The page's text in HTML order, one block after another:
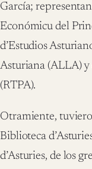
García;
Económicu del
d’Estudios
Asturiana (ALLA)
(RTPA).
Otramiente,
Biblioteca
d’Asturies, de los